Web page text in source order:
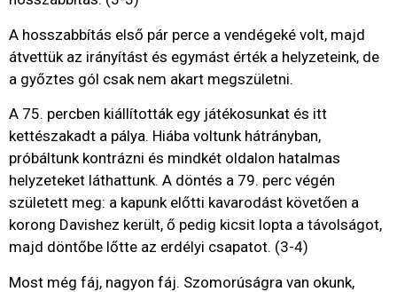
A hosszabbítás első pár perce a vendégeké volt, majd
átvettük az irányítást és egymást érték a helyzeteink, de
a győztes gól csak nem akart megszületni.
A 75. percben kiállították egy játékosunkat és itt
kettészakadt a pálya. Hiába voltunk hátrányban,
próbáltunk kontrázni és mindkét oldalon hatalmas
helyzeteket láthattunk. A döntés a 79. perc végén
született meg: a kapunk előtti kavarodást követően a
korong Davishez került, ő pedig kicsit lopta a távolságot,
majd döntőbe lőtte az erdélyi csapatot. (3-4)
Most még fáj, nagyon fáj. Szomorúságra van okunk,